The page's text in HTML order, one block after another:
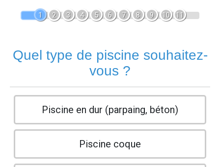
1 2 3 4 5 6 7 8 9 10 11
Quel type de piscine souhaitez-
vous ?
Piscine en dur (parpaing, béton)
Piscine coque